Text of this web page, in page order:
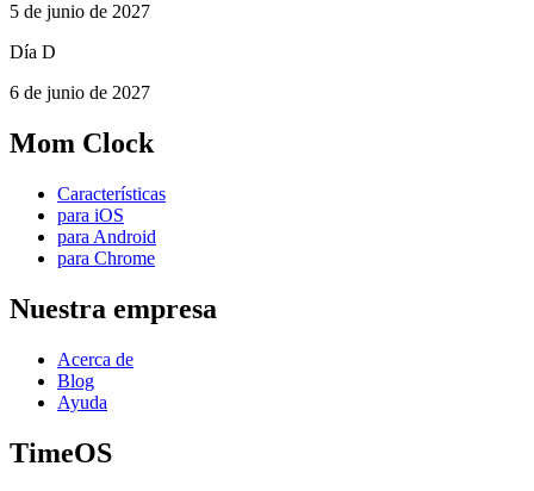
5 de junio de 2027
Día D
6 de junio de 2027
Mom Clock
Características
para iOS
para Android
para Chrome
Nuestra empresa
Acerca de
Blog
Ayuda
TimeOS